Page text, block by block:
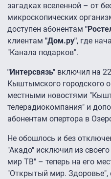
загадках вселенной – от
микроскопических
доступен абонентам
клиентам "Дом.ру", где
"Канала подарков".
"Интерсвязь" включил на
Кыштымского городского
местными новостями
телерадиокомпания" и
абонентам опертора в
Не обошлось и без
"Акадо" исключил из
мир ТВ" – теперь на его
"Открытый мир. Здоровье",